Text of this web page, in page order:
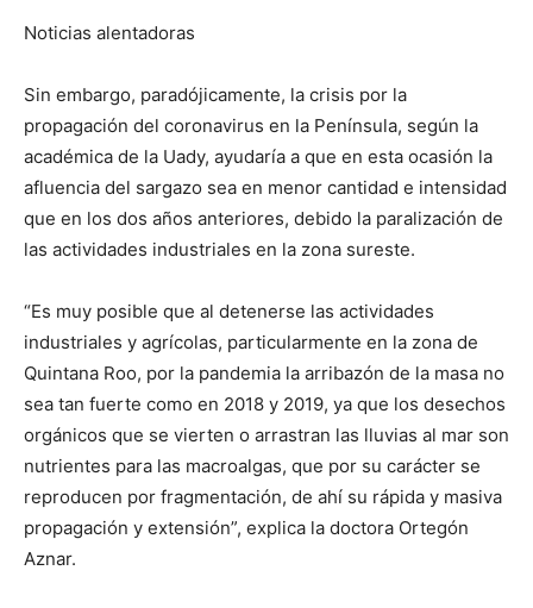
Noticias alentadoras
Sin embargo, paradójicamente, la crisis por la
propagación del coronavirus en la Península, según la
académica de la Uady, ayudaría a que en esta ocasión la
afluencia del sargazo sea en menor cantidad e intensidad
que en los dos años anteriores, debido la paralización de
las actividades industriales en la zona sureste.
“Es muy posible que al detenerse las actividades
industriales y agrícolas, particularmente en la zona de
Quintana Roo, por la pandemia la arribazón de la masa no
sea tan fuerte como en 2018 y 2019, ya que los desechos
orgánicos que se vierten o arrastran las lluvias al mar son
nutrientes para las macroalgas, que por su carácter se
reproducen por fragmentación, de ahí su rápida y masiva
propagación y extensión”, explica la doctora Ortegón
Aznar.